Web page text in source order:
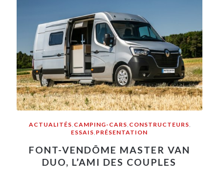
ACTUALITÉS CAMPING-CARS CONSTRUCTEURS
ESSAIS PRÉSENTATION
FONT-VENDÔME MASTER VAN
DUO, L’AMI DES COUPLES